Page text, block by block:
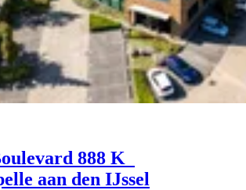
888 K
aan den IJssel